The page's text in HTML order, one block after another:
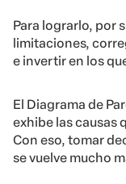
Para lograrlo, por
limitaciones,
e invertir en los
El Diagrama de
exhibe las causas
Con eso, tomar
se vuelve mucho